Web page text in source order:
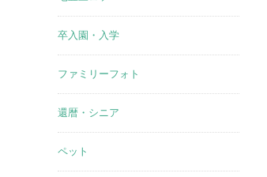
卒入園・入学
ファミリーフォト
還暦・シニア
ペット